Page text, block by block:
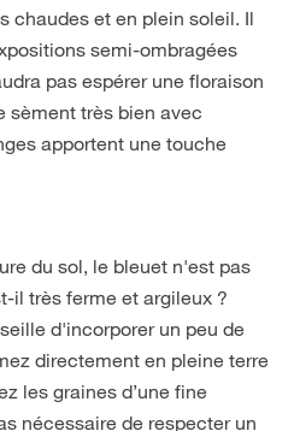
chaudes et en plein soleil. Il
semi-ombragées
pas espérer une floraison
sèment très bien avec
apportent une touche
du sol, le bleuet n'est pas
il très ferme et argileux ?
d'incorporer un peu de
directement en pleine terre
les graines d’une fine
nécessaire de respecter un